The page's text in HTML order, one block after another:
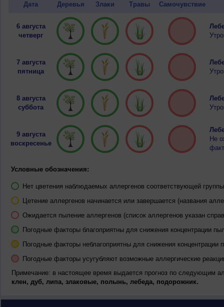
Дата Деревья Злаки Травы Самочувствие
6 августа
четверг
7 августа
пятница
8 августа
суббота
9 августа
воскресенье
Не
Условные обозначения:
Нет цветения наблюдаемых аллергенов соответствующей
Цетение аллергенов начинается или завершается (названия
Ожидается пыление аллергенов (список аллергенов указан
Погодные факторы благоприятны для снижения концентрации
Погодные факторы неблагоприятны для снижения концентрации
Погодные факторы усугубляют возможные аллергические
Примечание: в настоящее время выдается прогноз по следующим
клен, дуб, липа, злаковые, полынь, лебеда, подорожник.